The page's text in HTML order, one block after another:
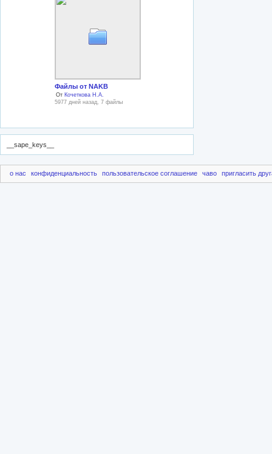
Файлы от NAKB
От Кочеткова Н.А.
5977 дней назад, 7 файлы
__sape_keys__
о нас конфиденциальность пользовательское соглашение чаво пригласить